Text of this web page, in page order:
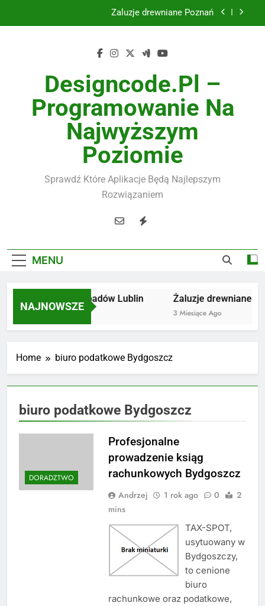
Żaluzje drewniane Poznań
Utylizacja odpadów Lublin
Żaluzje drewniane Poznań
Instalacje elektryczne Gdańsk
Designcode.pl –
Programowanie Na
Najwyższym
Poziomie
Sprawdź Które Aplikacje Będą Najlepszym
Rozwiązaniem
MENU
NAJNOWSZE
Utylizacja odpadów Lublin
2 Miesiące Ago
Żaluzje drewniane
3 Miesiące Ago
Home biuro podatkowe Bydgoszcz
biuro podatkowe Bydgoszcz
DORADZTWO
Profesjonalne
prowadzenie ksiąg
rachunkowych Bydgoszcz
Andrzej 1 rok ago 0
2
mins
TAX-SPOT,
usytuowany w
Bydgoszczy,
to cenione
biuro
rachunkowe oraz podatkowe,